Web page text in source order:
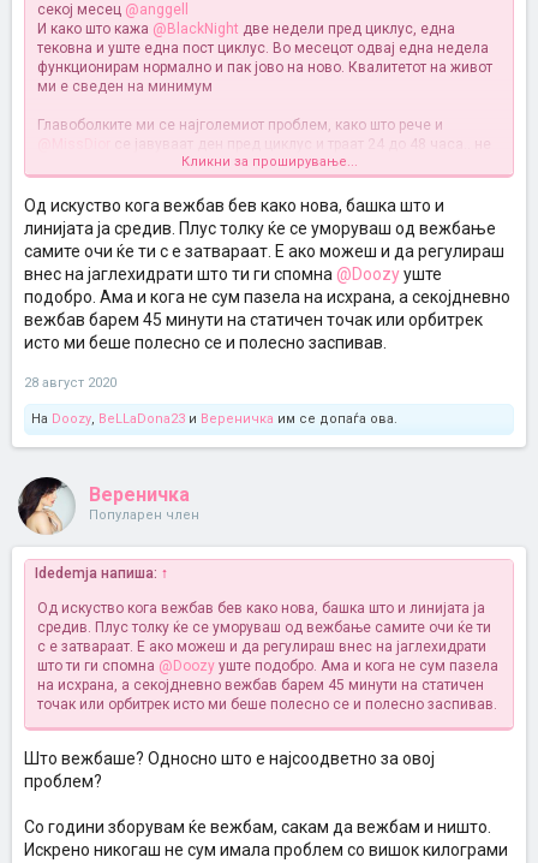
секој месец @anggell
И како што кажа @BlackNight две недели пред циклус, една
тековна и уште една пост циклус. Во месецот одвај една недела
функционирам нормално и пак јово на ново. Квалитетот на живот
ми е сведен на минимум
Главоболките ми се најголемиот проблем, како што рече и
се јавуваат ден пред циклус и траат 24 до 48 часа.. не
можам од кревет да станам, од слаба(ако сум пиела таблета) до
исклучително интензивна мигренозна болка која буквално ме
треска од земја. А да е само главоболката... анксиозност, страв,
немир, плачливост, гадење, лоши мисли, нервоза, вознемиреност
итн итн..
Некој месец е помалку изразено, но најчесто е како овој, тотално
блокирање, неспособност за секојдневни обврски, не можам да
си го гледам детето
Какви природни таблети користиш@BlackNight?
Во принцип се трудам да се хранам здраво во пакет со малата. Не
вежбам...
дете, стрес, работа...
Кликни за проширување...
Од искуство кога вежбав бев како нова, башка што и
линијата ја средив. Плус толку ќе се уморуваш од вежбање
самите очи ќе ти с е затвараат. Е ако можеш и да регулираш
внес на јаглехидрати што ти ги спомна @Doozyуште
подобро. Ама и кога не сум пазела на исхрана, а секојдневно
вежбав барем 45 минути на статичен точак или орбитрек
исто ми беше полесно се и полесно заспивав.
28 август 2020
На Doozy, BeLLaDona23 и Вереничка им се допаѓа ова.
Вереничка
Популарен член
Idedemja напиша: ↑
Од искуство кога вежбав бев како нова, башка што и линијата ја
средив. Плус толку ќе се уморуваш од вежбање самите очи ќе ти
с е затвараат. Е ако можеш и да регулираш внес на јаглехидрати
што ти ги спомна @Doozy уште подобро. Ама и кога не сум пазела
на исхрана, а секојдневно вежбав барем 45 минути на статичен
точак или орбитрек исто ми беше полесно се и полесно заспивав.
Што вежбаше? Односно што е најсоодветно за овој
проблем?
Со години зборувам ќе вежбам, сакам да вежбам и ништо.
Искрено никогаш не сум имала проблем со вишок килограми